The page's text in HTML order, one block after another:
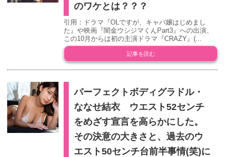
のワケとは？？？
引用：ドラマ『OLですが、キャバ嬢はじめまし
た』や映画『闇金ウシジマくんPart3』への出演、
この10月からは初の主演ドラマ『CRAZY』(...
記事を読む
パーフェクトボディグラドル・
ななせ結衣 ウエスト52センチ
をめざす宣言を高らかにした。
その決意の大きさと、過去のウ
エスト50センチ台前半事情(笑)に